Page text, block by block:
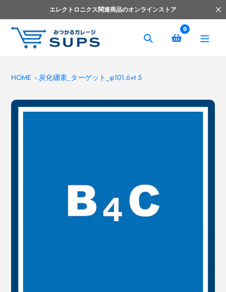
ン
エレクトロニクス関連商品のオンラインストア
捜
0
HOME 炭化硼素_ターゲット_φ101.6×t 5